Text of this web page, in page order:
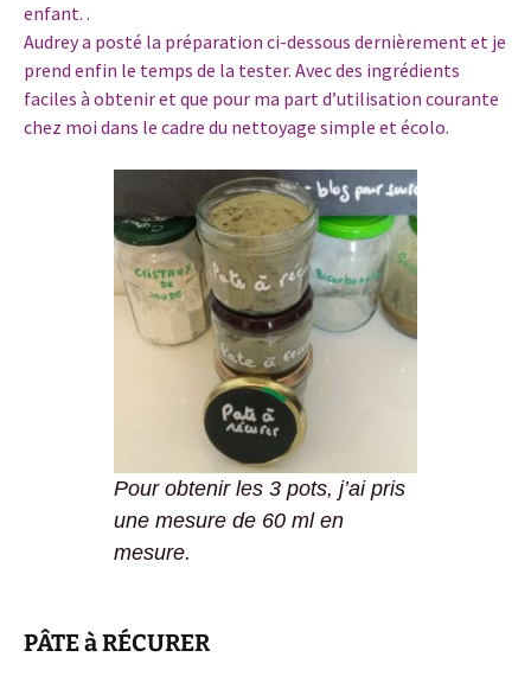
enfant. .
Audrey a posté la préparation ci-dessous dernièrement et je
prend enfin le temps de la tester. Avec des ingrédients
faciles à obtenir et que pour ma part d’utilisation courante
chez moi dans le cadre du nettoyage simple et écolo.
Pour obtenir les 3 pots, j’ai pris
une mesure de 60 ml en
mesure.
PÂTE à RÉCURER